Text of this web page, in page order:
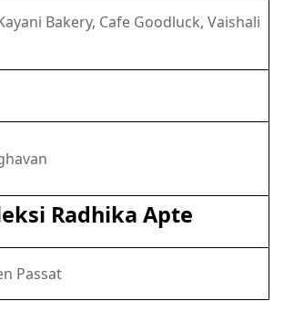
Bakery, Cafe Goodluck, Vaishali
Radhika Apte
Passat